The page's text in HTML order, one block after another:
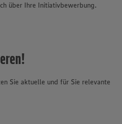
über Ihre Initiativbewerbung.
Sie aktuelle und für Sie relevante